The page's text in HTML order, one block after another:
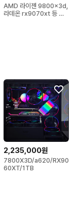
AMD 라이젠 9800x3d,
라데온 rx9070xt 등 컴
2,235,000원
7800X3D/a620/RX90
60XT/1TB